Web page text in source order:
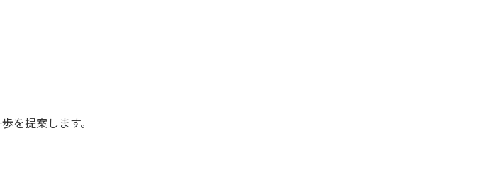
を提案します。